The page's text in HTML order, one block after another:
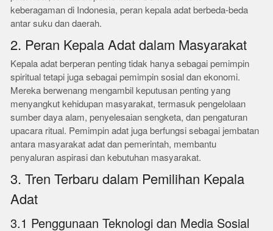
keberagaman di Indonesia, peran kepala adat berbeda-beda
antar suku dan daerah.
2. Peran Kepala Adat dalam Masyarakat
Kepala adat berperan penting tidak hanya sebagai pemimpin
spiritual tetapi juga sebagai pemimpin sosial dan ekonomi.
Mereka berwenang mengambil keputusan penting yang
menyangkut kehidupan masyarakat, termasuk pengelolaan
sumber daya alam, penyelesaian sengketa, dan pengaturan
upacara ritual. Pemimpin adat juga berfungsi sebagai jembatan
antara masyarakat adat dan pemerintah, membantu
penyaluran aspirasi dan kebutuhan masyarakat.
3. Tren Terbaru dalam Pemilihan Kepala
Adat
3.1 Penggunaan Teknologi dan Media Sosial